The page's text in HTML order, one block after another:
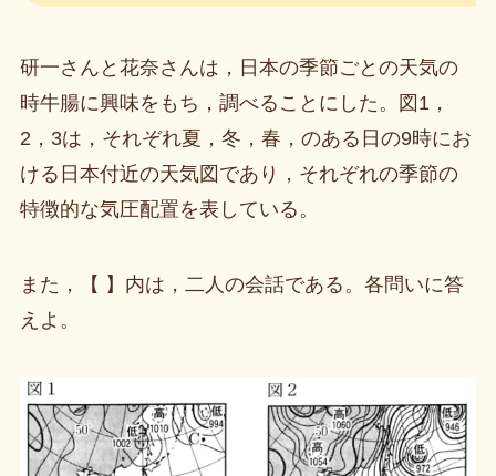
研一さんと花奈さんは，日本の季節ごとの天気の
時牛腸に興味をもち，調べることにした。図1，
2，3は，それぞれ夏，冬，春，のある日の9時にお
ける日本付近の天気図であり，それぞれの季節の
特徴的な気圧配置を表している。
また，【 】内は，二人の会話である。各問いに答
えよ。